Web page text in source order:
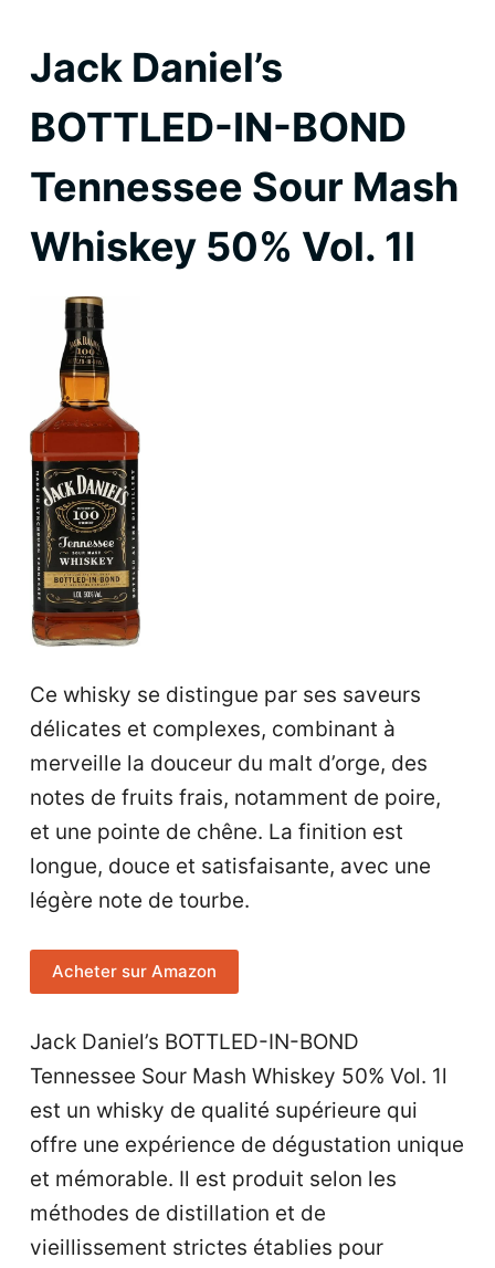
Jack Daniel’s
BOTTLED-IN-BOND
Tennessee Sour Mash
Whiskey 50% Vol. 1l
Ce whisky se distingue par ses saveurs
délicates et complexes, combinant à
merveille la douceur du malt d’orge, des
notes de fruits frais, notamment de poire,
et une pointe de chêne. La finition est
longue, douce et satisfaisante, avec une
légère note de tourbe.
Acheter sur Amazon
Jack Daniel’s BOTTLED-IN-BOND
Tennessee Sour Mash Whiskey 50% Vol. 1l
est un whisky de qualité supérieure qui
offre une expérience de dégustation unique
et mémorable. Il est produit selon les
méthodes de distillation et de
vieillissement strictes établies pour